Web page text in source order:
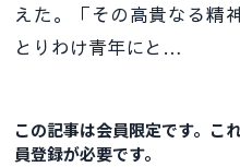
えた。「その高貴なる精
とりわけ青年にと…
この記事は会員限定です。こ
員登録が必要です。